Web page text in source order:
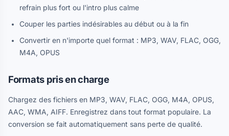
refrain plus fort ou l'intro plus calme
Couper les parties indésirables au début ou à la fin
Convertir en n'importe quel format : MP3, WAV, FLAC, OGG,
M4A, OPUS
Formats pris en charge
Chargez des fichiers en MP3, WAV, FLAC, OGG, M4A, OPUS,
AAC, WMA, AIFF. Enregistrez dans tout format populaire. La
conversion se fait automatiquement sans perte de qualité.